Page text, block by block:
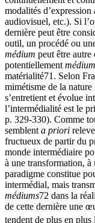
modalités
audiovisuel, etc.). Si
dernière peut être
outil, un procédé ou
médium peut être autre
potentiellement médium
matérialité71 . Selon
mimétisme de la nature
s’entretient et évolue
l’intermédialité est le
p. 329‑330). Comme
semblent a priori
fructueux de partir du
monde intermédiaire
à une transformation, à
paradigme constitue
intermédial, mais
médiums72 dans la
de cette dernière une
tendent de plus en plus